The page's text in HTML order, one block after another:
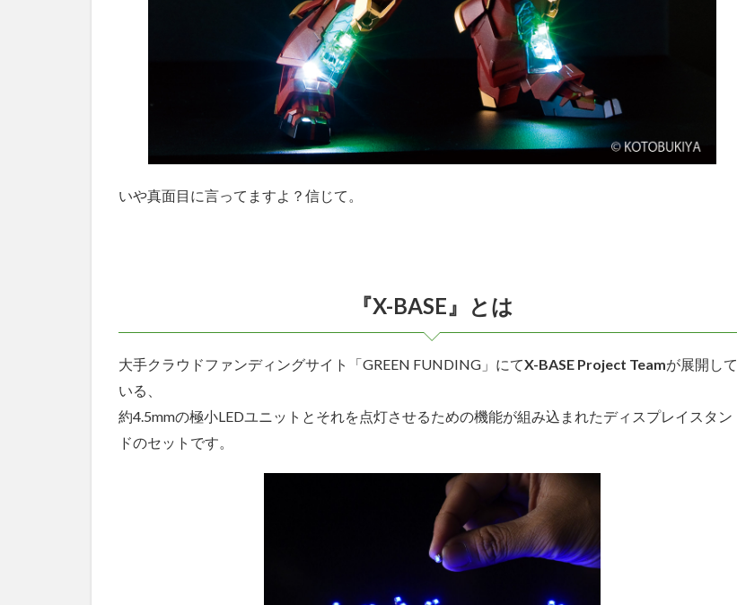
いや真面目に言ってますよ？信じて。
『X-BASE』とは
大手クラウドファンディングサイト「GREEN FUNDING」にてX-BASE Project Teamが展開して
いる、
約4.5mmの極小LEDユニットとそれを点灯させるための機能が組み込まれたディスプレイスタン
ドのセットです。